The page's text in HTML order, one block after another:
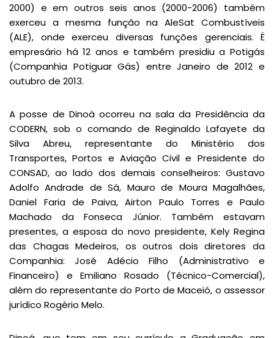
2000) e em outros seis anos (2000-2006) também
exerceu a mesma função na AleSat Combustíveis
(ALE), onde exerceu diversas funções gerenciais. É
empresário há 12 anos e também presidiu a Potigás
(Companhia Potiguar Gás) entre Janeiro de 2012 e
outubro de 2013.
A posse de Dinoá ocorreu na sala da Presidência da
CODERN, sob o comando de Reginaldo Lafayete da
Silva Abreu, representante do Ministério dos
Transportes, Portos e Aviação Civil e Presidente do
CONSAD, ao lado dos demais conselheiros: Gustavo
Adolfo Andrade de Sá, Mauro de Moura Magalhães,
Daniel Faria de Paiva, Airton Paulo Torres e Paulo
Machado da Fonseca Júnior. Também estavam
presentes, a esposa do novo presidente, Kely Regina
das Chagas Medeiros, os outros dois diretores da
Companhia: José Adécio Filho (Administrativo e
Financeiro) e Emiliano Rosado (Técnico-Comercial),
além do representante do Porto de Maceió, o assessor
jurídico Rogério Melo.